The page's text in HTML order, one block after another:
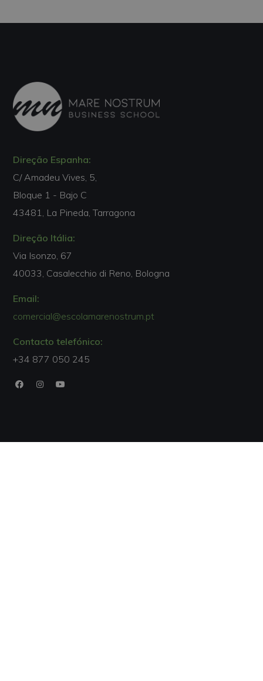
Direção Espanha:
C/ Amadeu Vives, 5,
Bloque 1 - Bajo C
43481, La Pineda, Tarragona
Direção Itália:
Via Isonzo, 67
40033, Casalecchio di Reno, Bologna
Email:
comercial@escolamarenostrum.pt
Contacto telefónico:
+34 877 050 245